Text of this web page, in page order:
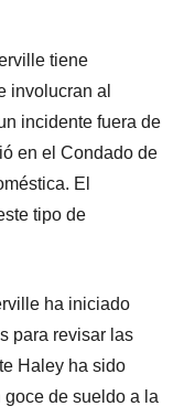
tiene
involucran al
incidente fuera de
en el Condado de
El
tipo de
ha iniciado
para revisar las
Haley ha sido
de sueldo a la